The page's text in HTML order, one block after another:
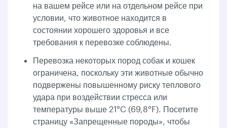
на вашем рейсе или на отдельном рейсе при
условии, что животное находится в
состоянии хорошего здоровья и все
требования к перевозке соблюдены.
Перевозка некоторых пород собак и кошек
ограничена, поскольку эти животные обычно
подвержены повышенному риску теплового
удара при воздействии стресса или
температуры выше 21°C (69,8°F). Посетите
страницу «Запрещенные породы», чтобы